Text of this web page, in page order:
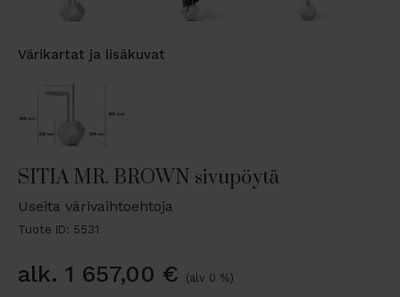
Värikartat ja lisäkuvat
SITIA MR. BROWN sivupöytä
Useita värivaihtoehtoja
Tuote ID: 5531
alk. 1 657,00 € (alv 0 %)